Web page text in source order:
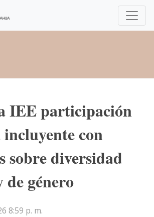
IEE participación
con
sobre diversidad
de género
8:59 p. m.